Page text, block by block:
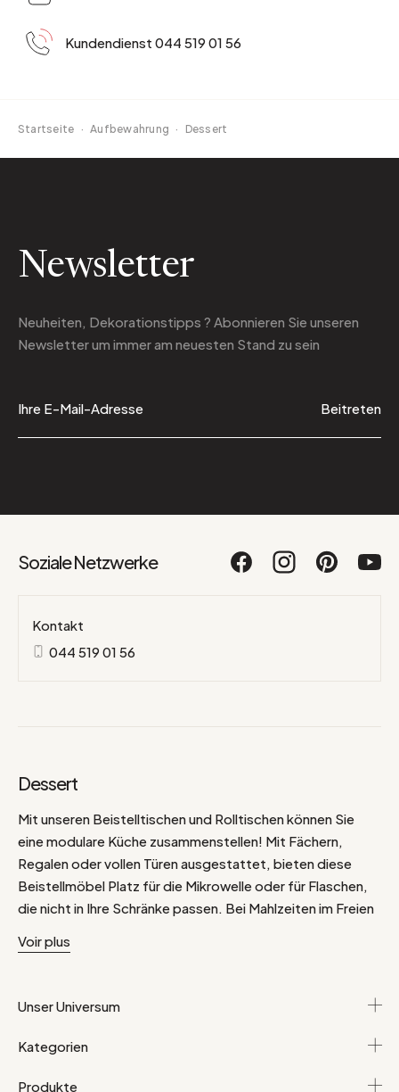
Kundendienst 044 519 01 56
Startseite · Aufbewahrung · Dessert
Newsletter
Neuheiten, Dekorationstipps ? Abonnieren Sie unseren
Newsletterum immer am neuesten Stand zu sein
Beitreten
Soziale Netzwerke
Kontakt
044 519 01 56
Dessert
Mit unseren Beistelltischen und Rolltischen können Sie
eine modulare Küche zusammenstellen! Mit Fächern,
Regalen oder vollen Türen ausgestattet, bieten diese
Beistellmöbel Platz für die Mikrowelle oder für Flaschen,
die nicht in Ihre Schränke passen. Bei Mahlzeiten im Freien
Vorratsraum und Ihren Gästen her. Im Indoor-/Outdoor-
Voir plus
Unser Universum
Kategorien
Produkte